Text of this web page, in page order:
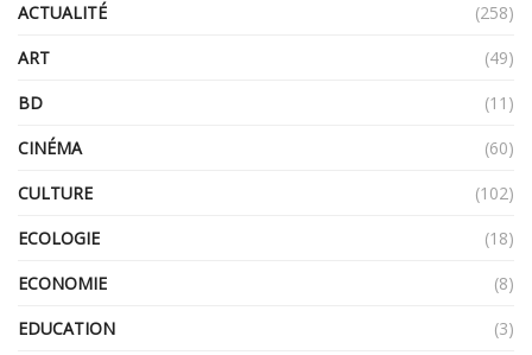
ACTUALITÉ
(258)
ART
(49)
BD
(11)
CINÉMA
(60)
CULTURE
(102)
ECOLOGIE
(18)
ECONOMIE
(8)
EDUCATION
(3)